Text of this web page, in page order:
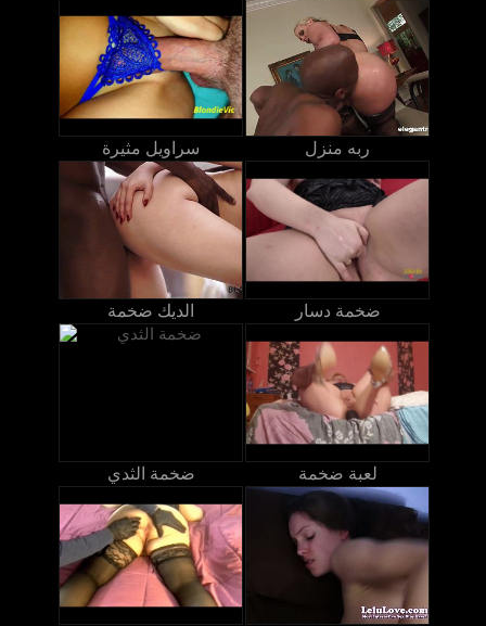
سراويل مثيرة ربه منزل
الديك ضخمة ضخمة دسار
ضخمة الثدي لعبة ضخمة